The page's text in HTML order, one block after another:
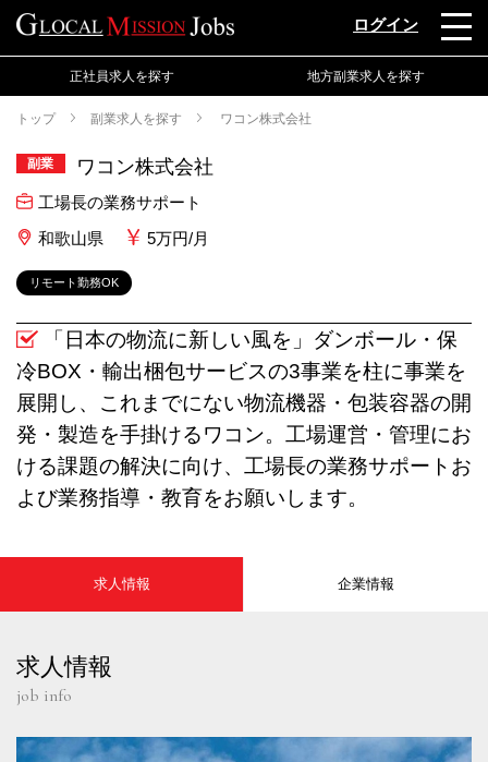
ログイン
正社員求人を探す 地方副業求人を探す
トップ 副業求人を探す ワコン株式会社
副業 ワコン株式会社
工場長の業務サポート
和歌山県
5万円/月
リモート勤務OK
「日本の物流に新しい風を」ダンボール・保
冷BOX・輸出梱包サービスの3事業を柱に事業を
展開し、これまでにない物流機器・包装容器の開
発・製造を手掛けるワコン。工場運営・管理にお
ける課題の解決に向け、工場長の業務サポートお
よび業務指導・教育をお願いします。
求人情報 企業情報
求人情報
job info